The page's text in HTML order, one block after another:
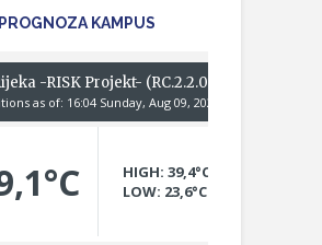
PROGNOZA KAMPUS